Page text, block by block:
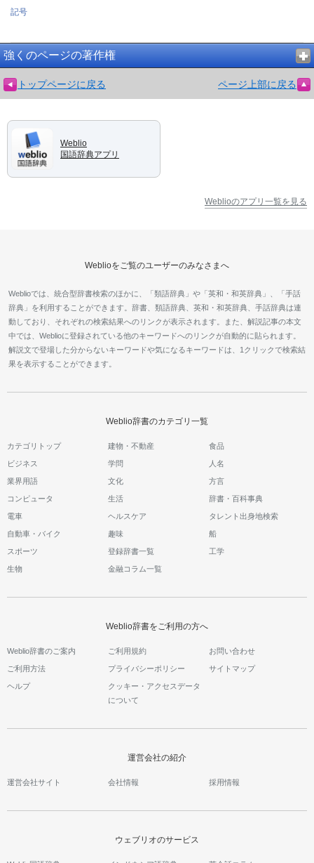
記号
強くのページの著作権
トップページに戻る ページ上部に戻る
Weblio
国語辞典アプリ
Weblioのアプリ一覧を見る
Weblioをご覧のユーザーのみなさまへ
Weblioでは、統合型辞書検索のほかに、「類語辞典」や「英和・和英辞典」、「手話
辞典」を利用することができます。辞書、類語辞典、英和・和英辞典、手話辞典は連
動しており、それぞれの検索結果へのリンクが表示されます。また、解説記事の本文
中では、Weblioに登録されている他のキーワードへのリンクが自動的に貼られます。
解説文で登場した分からないキーワードや気になるキーワードは、1クリックで検索結
果を表示することができます。
Weblio辞書のカテゴリ一覧
カテゴリトップ 建物・不動産 食品
ビジネス 学問 人名
業界用語 文化 方言
コンピュータ 生活 辞書・百科事典
電車 ヘルスケア タレント出身地検索
自動車・バイク 趣味 船
スポーツ 登録辞書一覧 工学
生物 金融コラム一覧
Weblio辞書をご利用の方へ
Weblio辞書のご案内 ご利用規約 お問い合わせ
ご利用方法 プライバシーポリシー サイトマップ
ヘルプ
クッキー・アクセスデータ
について
運営会社の紹介
運営会社サイト 会社情報 採用情報
ウェブリオのサービス